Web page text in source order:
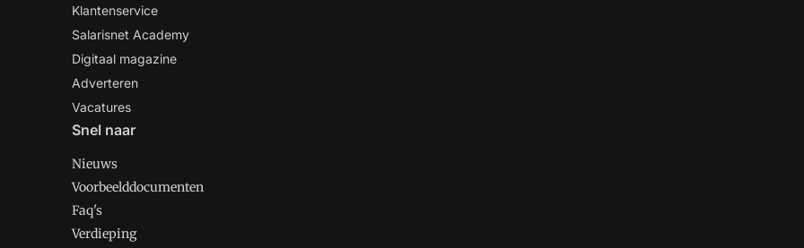
Klantenservice
Salarisnet Academy
Digitaal magazine
Adverteren
Vacatures
Snel naar
Nieuws
Voorbeelddocumenten
Faq's
Verdieping